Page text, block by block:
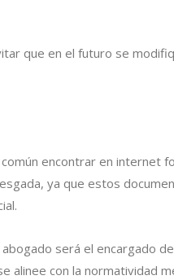
que en el futuro se
encontrar en internet
ya que estos
será el encargado
con la normatividad